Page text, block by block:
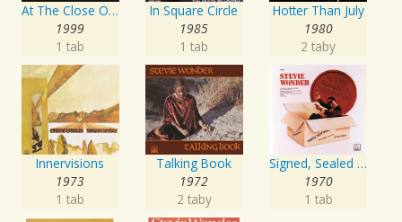
At The Close Of A Century
1999
1 tab
In Square Circle
1985
1 tab
Hotter Than July
1980
2 taby
Innervisions
1973
1 tab
Talking Book
1972
2 taby
Signed, Sealed And Delivered
1970
1 tab